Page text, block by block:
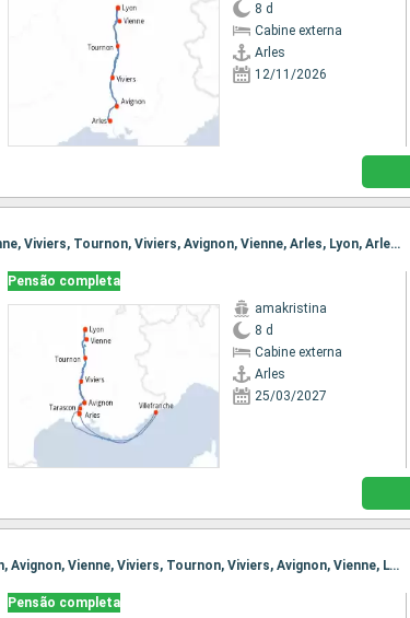
8 d
Cabine externa
Arles
12/11/2026
Itinerário : Arles, Lyon, Arles, Lyon, Avignon, Vienne, Viviers, Tournon, Viviers, Avignon, Vienne, Arles, Lyon, Arles, Lyon, Tarascon, Villefranche, Avignon, Arles, Lyon
Pensão completa
amakristina
8 d
Cabine externa
Arles
25/03/2027
Itinerário : Arles, Lyon, Avignon, Lyon, Arles, Lyon, Avignon, Vienne, Viviers, Tournon, Viviers, Avignon, Vienne, Lyon, Arles, Villefranche, Arles, Lyon
Pensão completa